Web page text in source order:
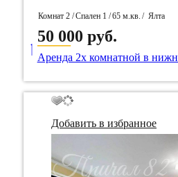
Комнат 2 /Спален 1 /65 м.кв. / Ялта
/ Идентификатор собственность 19961
50 000 руб.
____
Аренда 2х комнатной в
Добавить в избранное